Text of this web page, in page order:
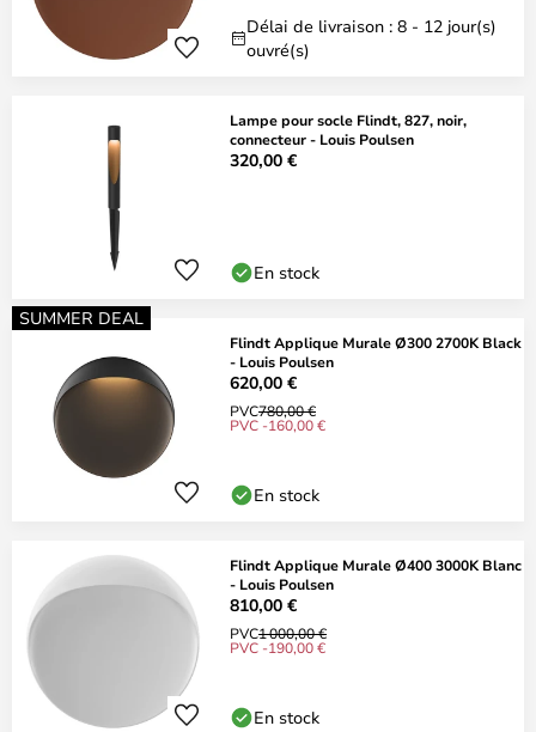
Délai de livraison : 8 - 12 jour(s)
ouvré(s)
Lampe pour socle Flindt, 827, noir,
connecteur - Louis Poulsen
320,00 €
En stock
SUMMER DEAL
Flindt Applique Murale Ø300 2700K Black
- Louis Poulsen
620,00 €
PVC780,00 €
PVC -160,00 €
En stock
Flindt Applique Murale Ø400 3000K Blanc
- Louis Poulsen
810,00 €
PVC1 000,00 €
PVC -190,00 €
En stock